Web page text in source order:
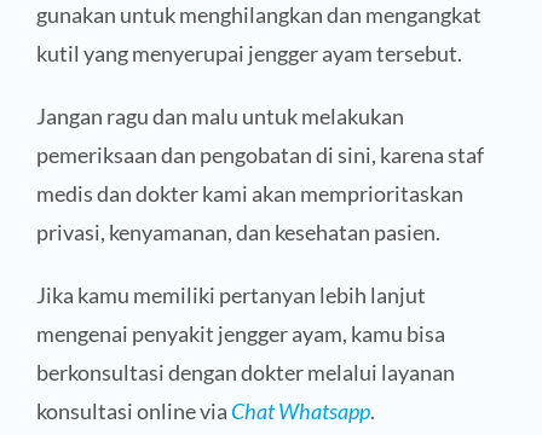
gunakan untuk menghilangkan dan mengangkat
kutil yang menyerupai jengger ayam tersebut.
Jangan ragu dan malu untuk melakukan
pemeriksaan dan pengobatan di sini, karena staf
medis dan dokter kami akan memprioritaskan
privasi, kenyamanan, dan kesehatan pasien.
Jika kamu memiliki pertanyan lebih lanjut
mengenai penyakit jengger ayam, kamu bisa
berkonsultasi dengan dokter melalui layanan
konsultasi online via Chat Whatsapp.